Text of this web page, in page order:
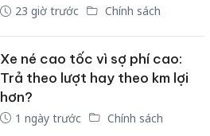
23 giờ trước Chính sách
Xe né cao tốc vì sợ phí cao:
Trả theo lượt hay theo km lợi
hơn?
1 ngày trước Chính sách